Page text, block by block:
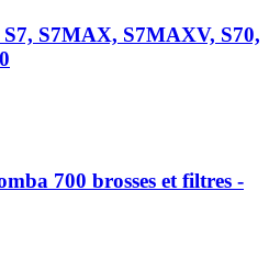
S7MAX, S7MAXV, S70,
700 brosses et filtres -